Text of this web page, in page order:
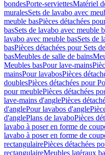
bondesPorte-serviettesMatériel
muralesSets de lavabo avec
meuble basPièces détachées
basSets de lavabo avec meuble
lavabo avec meuble basSets de
basPièces détachées pour Sets
basMeubles de salle de bains
Meubles basPour lave-mains
mainsPour lavabosPièces
doublesPièces détachées pour
pour meublePièces détachées
lave-mains d'anglePièces
d'anglePour lavabos d'angle
d'anglePlans de lavaboPièces
lavabo à poser en forme de
lavabo à poser en forme de
rectangulairePièces détachées
rectangulaireMeubles latéraux